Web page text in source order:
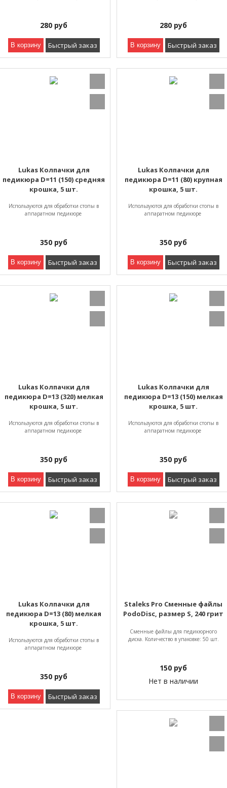
280 руб
В корзину Быстрый заказ
280 руб
В корзину Быстрый заказ
Lukas Колпачки для
педикюра D=11 (150) средняя
крошка, 5 шт.
Используются для обработки стопы в
аппаратном педикюре
350 руб
В корзину Быстрый заказ
Lukas Колпачки для
педикюра D=11 (80) крупная
крошка, 5 шт.
Используются для обработки стопы в
аппаратном педикюре
350 руб
В корзину Быстрый заказ
Lukas Колпачки для
педикюра D=13 (320) мелкая
крошка, 5 шт.
Используются для обработки стопы в
аппаратном педикюре
350 руб
В корзину Быстрый заказ
Lukas Колпачки для
педикюра D=13 (150) мелкая
крошка, 5 шт.
Используются для обработки стопы в
аппаратном педикюре
350 руб
В корзину Быстрый заказ
Lukas Колпачки для
педикюра D=13 (80) мелкая
крошка, 5 шт.
Используются для обработки стопы в
аппаратном педикюре
350 руб
В корзину Быстрый заказ
Staleks Pro Сменные файлы
PodoDisc, размер S, 240 грит
Сменные файлы для педикюрного
диска. Количество в упаковке: 50 шт.
150 руб
Нет в наличии